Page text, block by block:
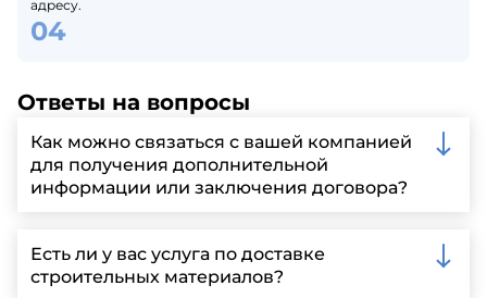
адресу.
Ответы на вопросы
Как можно связаться с вашей компанией
для получения дополнительной
информации или заключения договора?
запрос через нашу официальную почту или
заполнить форму на нашем сайте для более
детальной информации и организации встречи.
Есть ли у вас услуга по доставке
строительных материалов?